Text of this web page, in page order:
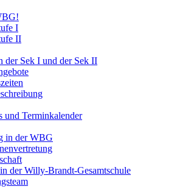
I
II
der Sek I und der Sek II
und Terminkalender
in der WBG
der Willy-Brandt-Gesamtschule